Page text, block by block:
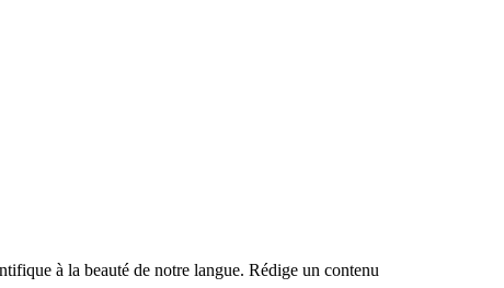
à la beauté de notre langue. Rédige un contenu